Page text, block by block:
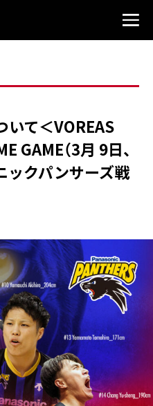
いて＜VOREAS
GAME（3月 9日、
ックパンサーズ戦